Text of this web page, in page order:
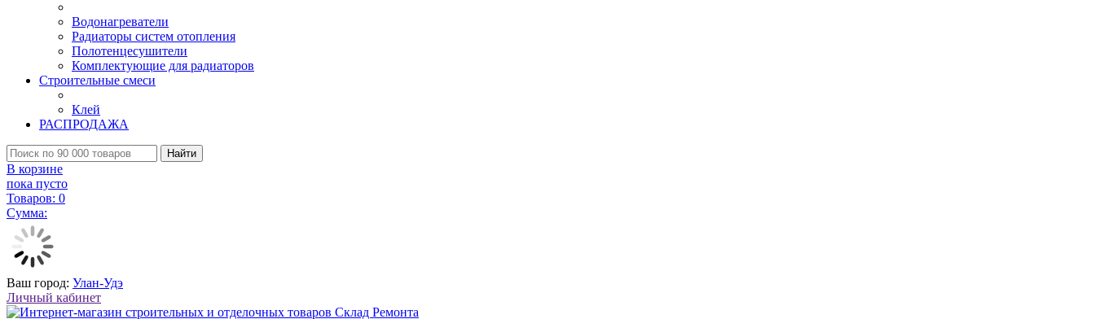
Водонагреватели
Радиаторы систем отопления
Полотенцесушители
Комплектующие для радиаторов
Строительные смеси
Клей
РАСПРОДАЖА
Найти
В корзине
пока пусто
Товаров: 0
Сумма:
Ваш город: Улан-Удэ
Личный кабинет